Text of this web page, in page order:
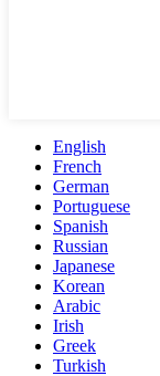
English
French
German
Portuguese
Spanish
Russian
Japanese
Korean
Arabic
Irish
Greek
Turkish